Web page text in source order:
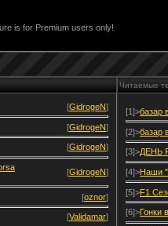
is for Premium users only!
Читаемые
[GidrogeN]
[GidrogeN]
[GidrogeN]
[GidrogeN]
[oznor]
[Validamar]
[1]>базар
[2]>базар
[3]>ДЕНЬ
[4]>Наши
[5]>F1
[6]>Гонки